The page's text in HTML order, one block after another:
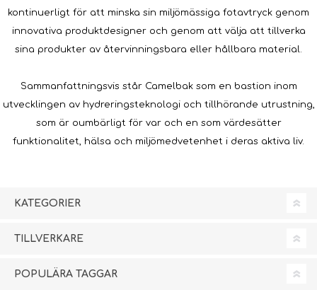
kontinuerligt för att minska sin miljömässiga fotavtryck genom
innovativa produktdesigner och genom att välja att tillverka
sina produkter av återvinningsbara eller hållbara material.
Sammanfattningsvis står Camelbak som en bastion inom
utvecklingen av hydreringsteknologi och tillhörande utrustning,
som är oumbärligt för var och en som värdesätter
funktionalitet, hälsa och miljömedvetenhet i deras aktiva liv.
KATEGORIER
TILLVERKARE
POPULÄRA TAGGAR